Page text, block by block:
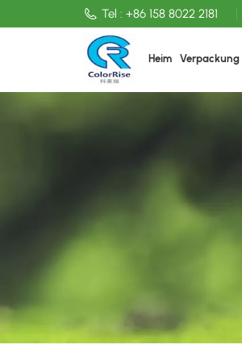
Tel : +86 158 8022 2181
Heim Verpackung